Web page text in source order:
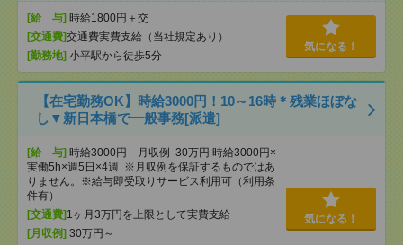
[給 与] 時給1800円＋交
[交通費]交通費実費支給（当社規定あり）
[勤務地] 小平駅から徒歩5分
気になる！
【在宅勤務OK】時給3000円！10～16時＊残業ほぼな
し▼新日本橋で一般事務[派遣]
[給 与] 時給3000円 月収例 30万円 時給3000円×
実働5h×週5日×4週 ※月収例を保証するものではあ
りません。※給与即受取りサービス利用可（利用条
件有）
[交通費] 1ヶ月3万円を上限として実費支給
[月収例] 30万円～
気になる！